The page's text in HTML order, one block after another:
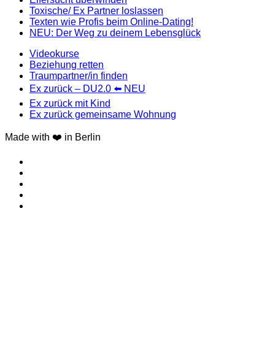
Toxische/ Ex Partner loslassen
Texten wie Profis beim Online-Dating!
NEU: Der Weg zu deinem Lebensglück
Videokurse
Beziehung retten
Traumpartner/in finden
Ex zurück – DU2.0 ⬅️ NEU
Ex zurück mit Kind
Ex zurück gemeinsame Wohnung
Made with ❤️ in Berlin